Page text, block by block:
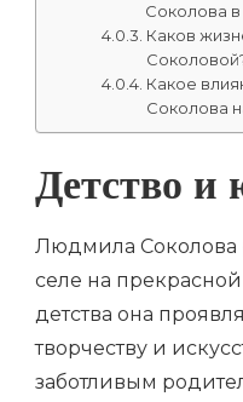
Соколова
Каков
Какое
Соколова
Детство и
Людмила Соколова
селе на
детства она
творчеству и
заботливым